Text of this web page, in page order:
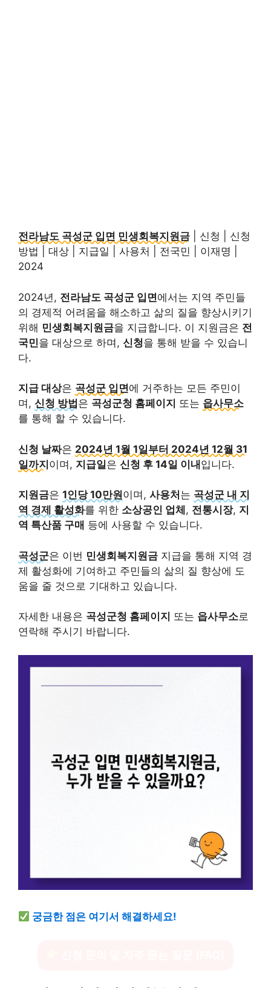
전라남도 곡성군 입면 민생회복지원금 | 신청 | 신청
방법 | 대상 | 지급일 | 사용처 | 전국민 | 이재명 |
2024
2024년, 전라남도 곡성군 입면에서는 지역 주민들
의 경제적 어려움을 해소하고 삶의 질을 향상시키기
위해 민생회복지원금을 지급합니다. 이 지원금은 전
국민을 대상으로 하며, 신청을 통해 받을 수 있습니
다.
지급 대상은 곡성군 입면에 거주하는 모든 주민이
며, 신청 방법 은 곡성군청 홈페이지 또는 읍사무소
를 통해 할 수 있습니다.
신청 날짜은 2024년 1월 1일부터 2024년 12월 31
일까지이며, 지급일은 신청 후 14일 이내입니다.
지원금은 1인당 10만원이며, 사용처 는 곡성군 내 지
역 경제 활성화를 위한 소상공인 업체 , 전통시장, 지
역 특산품 구매 등에 사용할 수 있습니다.
곡성군은 이번 민생회복지원금 지급을 통해 지역 경
제 활성화에 기여하고 주민들의 삶의 질 향상에 도
움을 줄 것으로 기대하고 있습니다.
자세한 내용은 곡성군청 홈페이지 또는 읍사무소로
연락해 주시기 바랍니다.
궁금한 점은 여기서 해결하세요!